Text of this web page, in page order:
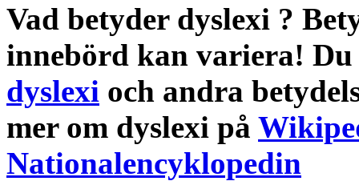
Vad betyder dyslexi ?
innebörd kan variera!
dyslexi och andra
mer om dyslexi på
Nationalencyklopedin